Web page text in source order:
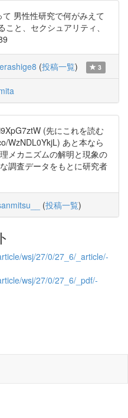
男性性研究で何がみえて
と、セクシュアリティ、
(投稿一覧) 3
(先にこれを読む
WzNDL0YkjL) あと本なら
メカニズムの解明と現象の
調査データをもとに研究者
(投稿一覧)
wsj/27/0/27_6/_article/-
wsj/27/0/27_6/_pdf/-